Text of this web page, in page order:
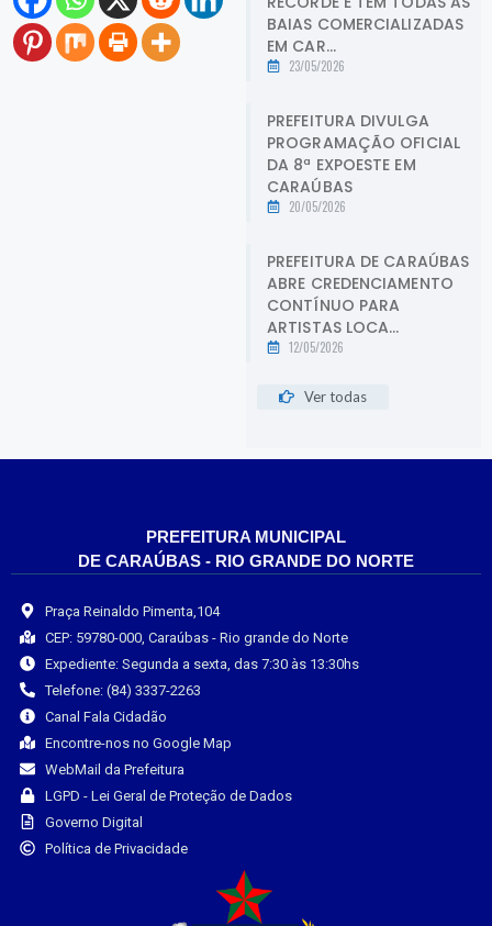
BAIAS COMERCIALIZADAS
EM CAR...
23/05/2026
PREFEITURA DIVULGA
PROGRAMAÇÃO OFICIAL
DA 8ª EXPOESTE EM
CARAÚBAS
20/05/2026
PREFEITURA DE CARAÚBAS
ABRE CREDENCIAMENTO
CONTÍNUO PARA
ARTISTAS LOCA...
12/05/2026
Ver todas
PREFEITURA MUNICIPAL
DE CARAÚBAS - RIO GRANDE DO NORTE
Praça Reinaldo Pimenta,104
CEP: 59780-000, Caraúbas - Rio grande do Norte
Expediente: Segunda a sexta, das 7:30 às 13:30hs
Telefone: (84) 3337-2263
Canal Fala Cidadão
Encontre-nos no Google Map
WebMail da Prefeitura
LGPD - Lei Geral de Proteção de Dados
Governo Digital
Política de Privacidade